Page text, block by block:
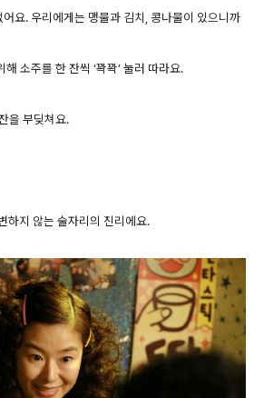
요. 우리에게는 맹물과 김치, 콩나물이 있으니까
소주를 한 잔씩 ‘꽉꽉’ 눌러 따라요.
을 부딪쳐요.
하지 않는 술자리의 진리에요.